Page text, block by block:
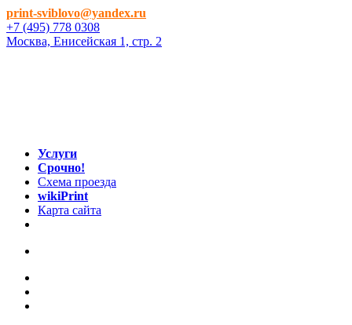
print-sviblovo@yandex.ru
+7 (495) 778 0308
Москва, Енисейская 1, стр. 2
Услуги
Срочно!
Схема проезда
wikiPrint
Карта сайта